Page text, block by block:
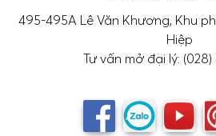
495-495A Lê Văn Khương, Khu
Hiệp
Tư vấn mở đại lý: